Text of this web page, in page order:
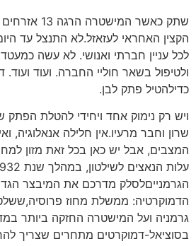
שתק כאשר
הקצין האחראי לעזאזל.לא התנצל עד
לכל עניין חברתי ואנושי. לא עשה
ולטיפול בשאר חוליי החברה. ועוד ועוד.
כדילהטיל פתק לבן.
ויש רק נימוק אחד ויחידי להטלת
שרון וחבר מרעיו.אין חלילה אנאלוגיה,
המצבים, אבל יש כאן בכל זאת מזון
הגרמנייםלסלק מדרכם את המיבצר
הדמוקרטיה: ממשלת מחוז
גרמניה ועל המישטרה החזקה ביותר
בסוציאל-דמוקרטים מתחרים שצריך